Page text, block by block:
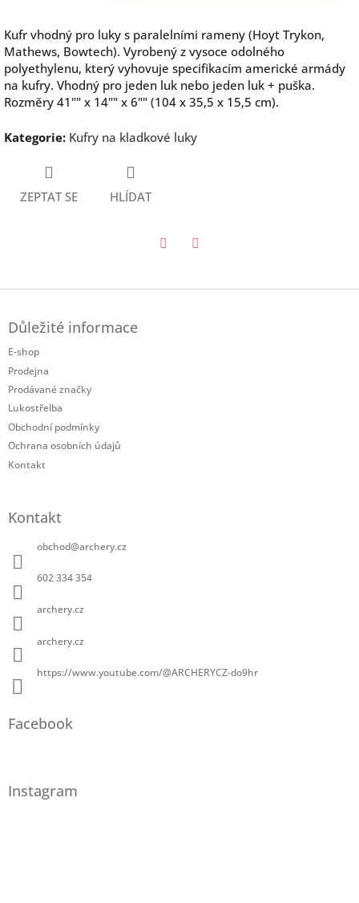
Kufr vhodný pro luky s paralelními rameny (Hoyt Trykon,
Mathews, Bowtech). Vyrobený z vysoce odolného
polyethylenu, který vyhovuje specifikacím americké armády
na kufry. Vhodný pro jeden luk nebo jeden luk + puška.
Rozměry 41"" x 14"" x 6"" (104 x 35,5 x 15,5 cm).
Kategorie: Kufry na kladkové luky
ZEPTAT SE HLÍDAT
Důležité informace
E-shop
Prodejna
Prodávané značky
Lukostřelba
Obchodní podmínky
Ochrana osobních údajů
Kontakt
Kontakt
obchod@archery.cz
602 334 354
archery.cz
archery.cz
https://www.youtube.com/@ARCHERYCZ-do9hr
Facebook
Instagram